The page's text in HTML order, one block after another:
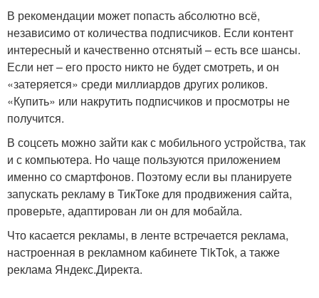
В рекомендации может попасть абсолютно всё,
независимо от количества подписчиков. Если контент
интересный и качественно отснятый – есть все шансы.
Если нет – его просто никто не будет смотреть, и он
«затеряется» среди миллиардов других роликов.
«Купить» или накрутить подписчиков и просмотры не
получится.
В соцсеть можно зайти как с мобильного устройства, так
и с компьютера. Но чаще пользуются приложением
именно со смартфонов. Поэтому если вы планируете
запускать рекламу в ТикТоке для продвижения сайта,
проверьте, адаптирован ли он для мобайла.
Что касается рекламы, в ленте встречается реклама,
настроенная в рекламном кабинете TikTok, а также
реклама Яндекс.Директа.